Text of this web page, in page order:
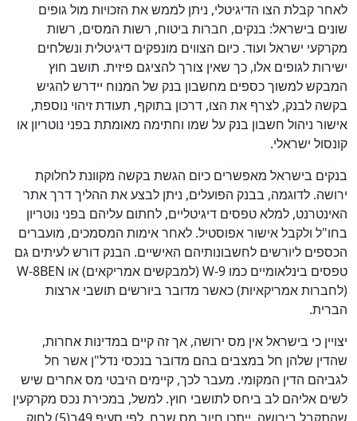
לאחר קבלת הצו הדיגיטלי, ניתן לממש את הזכויות מול גופים
שונים בישראל: בנקים, חברות ביטוח, רשות המסים, רשות
מקרקעי ישראל ועוד. כיום הצווים מונפקים דיגיטלית ונשלחים
ישירות לגופים אלו, כך שאין צורך להציגם פיזית. תושב חוץ
המבקש למשוך כספים מחשבון בנק של המנוח יידרש להגיש
בקשה לבנק, לצרף את הצו, דרכון בתוקף, תעודת זיהוי נוספת,
אישור ניהול חשבון בנק על שמו וחתימה מאומתת בפני נוטריון או
קונסול ישראלי.
בנקים בישראל מאפשרים כיום הגשת בקשה מקוונת לחלוקת
ירושה. לדוגמה, בבנק הפועלים, ניתן לבצע את ההליך דרך אתר
האינטרנט, למלא טפסים דיגיטליים, לחתום עליהם בפני נוטריון
בחו"ל ולקבל אישור אפוסטיל. לאחר אימות המסמכים, מועברים
הכספים ליורשים לחשבונותיהם האישיים. הבנק דורש לעיתים גם
טפסים בינלאומיים כמו W-9 (למבקשים אמריקאים) או W-8BEN
(לחברות אמריקאיות) כאשר מדובר ביורשים תושבי ארצות
הברית.
יצויין כי בישראל אין מס ירושה, אך זה קיים במדינות אחרות,
שהדין שלהן חל במצבים בהם מדובר בנכסי נדל"ן אשר חל
לגביהם הדין המקומי. מעבר לכך, קיימים היבטי מס אחרים שיש
לשים אליהם לב ביחס לתושבי חוץ. למשל, במכירת נכס מקרקעין